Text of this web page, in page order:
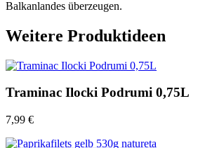
Balkanlandes überzeugen.
Weitere Produktideen
Traminac Ilocki Podrumi 0,75L
7,99 €